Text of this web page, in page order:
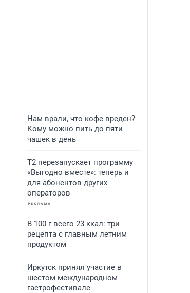
Нам врали, что кофе вреден?
Кому можно пить до пяти
чашек в день
Т2 перезапускает программу
«Выгодно вместе»: теперь и
для абонентов других
операторов
В 100 г всего 23 ккал: три
рецепта с главным летним
продуктом
Иркутск принял участие в
шестом международном
гастрофестивале